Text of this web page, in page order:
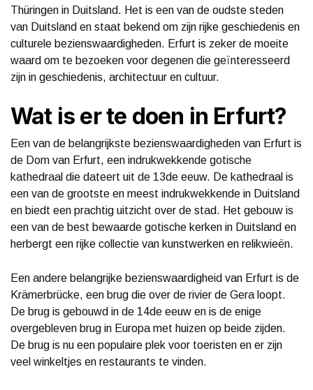
Thüringen in Duitsland. Het is een van de oudste steden
van Duitsland en staat bekend om zijn rijke geschiedenis en
culturele bezienswaardigheden. Erfurt is zeker de moeite
waard om te bezoeken voor degenen die geïnteresseerd
zijn in geschiedenis, architectuur en cultuur.
Wat is er te doen in Erfurt?
Een van de belangrijkste bezienswaardigheden van Erfurt is
de Dom van Erfurt, een indrukwekkende gotische
kathedraal die dateert uit de 13de eeuw. De kathedraal is
een van de grootste en meest indrukwekkende in Duitsland
en biedt een prachtig uitzicht over de stad. Het gebouw is
een van de best bewaarde gotische kerken in Duitsland en
herbergt een rijke collectie van kunstwerken en relikwieën.
Een andere belangrijke bezienswaardigheid van Erfurt is de
Krämerbrücke, een brug die over de rivier de Gera loopt.
De brug is gebouwd in de 14de eeuw en is de enige
overgebleven brug in Europa met huizen op beide zijden.
De brug is nu een populaire plek voor toeristen en er zijn
veel winkeltjes en restaurants te vinden.